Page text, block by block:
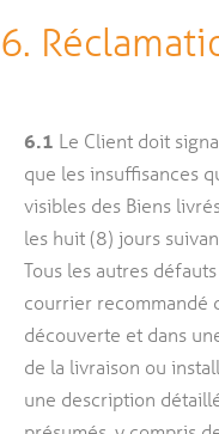
6.
6.1 Le Client doit
que les insuffisances
visibles des Biens
les huit (8) jours
Tous les autres
courrier recommandé
découverte et dans
de la livraison ou
une description